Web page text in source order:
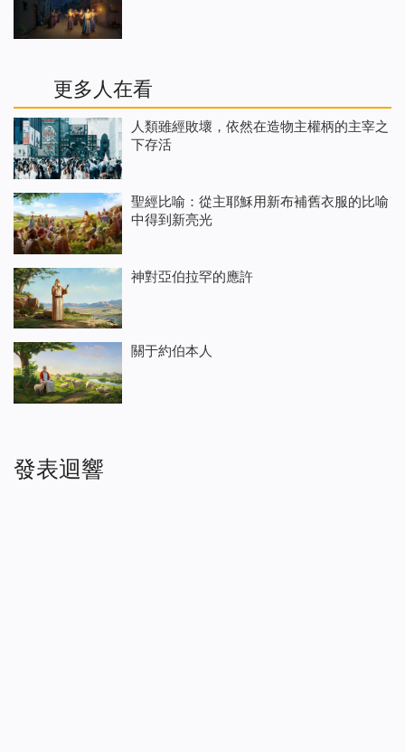
更多人在看
人類雖經敗壞，依然在造物主權柄的主宰之
下存活
聖經比喻：從主耶穌用新布補舊衣服的比喻
中得到新亮光
神對亞伯拉罕的應許
關于約伯本人
發表迴響